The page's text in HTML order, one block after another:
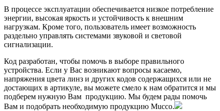
В процессе эксплуатации обеспечивается низкое потребление
энергии, высокая яркость и устойчивость к внешним
нагрузкам. Кроме того, пользователь имеет возможность
раздельно управлять системами звуковой и световой
сигнализации.
Код разработан, чтобы помочь в выборе правильного
устройства. Если у Вас возникают вопросы касаемо,
напряжения цвета линз и других кодов содержащихся или не
достающих в артикуле, вы можете смело к нам обратится и мы
подберем нужную Вам продукцию. Мы будем рады помочь
Вам и подобрать необходимую продукцию Mucco.